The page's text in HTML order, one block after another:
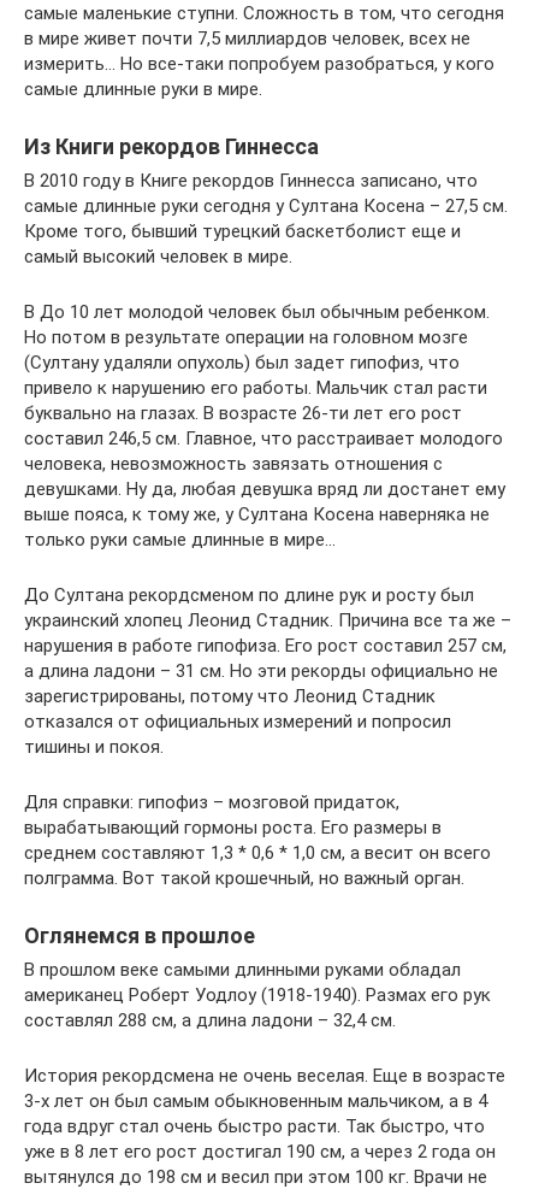
самые маленькие ступни. Сложность в том, что сегодня
в мире живет почти 7,5 миллиардов человек, всех не
измерить… Но все-таки попробуем разобраться, у кого
самые длинные руки в мире.
Из Книги рекордов Гиннесса
В 2010 году в Книге рекордов Гиннесса записано, что
самые длинные руки сегодня у Султана Косена – 27,5 см.
Кроме того, бывший турецкий баскетболист еще и
самый высокий человек в мире.
В До 10 лет молодой человек был обычным ребенком.
Но потом в результате операции на головном мозге
(Султану удаляли опухоль) был задет гипофиз, что
привело к нарушению его работы. Мальчик стал расти
буквально на глазах. В возрасте 26-ти лет его рост
составил 246,5 см. Главное, что расстраивает молодого
человека, невозможность завязать отношения с
девушками. Ну да, любая девушка вряд ли достанет ему
выше пояса, к тому же, у Султана Косена наверняка не
только руки самые длинные в мире…
До Султана рекордсменом по длине рук и росту был
украинский хлопец Леонид Стадник. Причина все та же –
нарушения в работе гипофиза. Его рост составил 257 см,
а длина ладони – 31 см. Но эти рекорды официально не
зарегистрированы, потому что Леонид Стадник
отказался от официальных измерений и попросил
тишины и покоя.
Для справки: гипофиз – мозговой придаток,
вырабатывающий гормоны роста. Его размеры в
среднем составляют 1,3 * 0,6 * 1,0 см, а весит он всего
полграмма. Вот такой крошечный, но важный орган.
Оглянемся в прошлое
В прошлом веке самыми длинными руками обладал
американец Роберт Уодлоу (1918-1940). Размах его рук
составлял 288 см, а длина ладони – 32,4 см.
История рекордсмена не очень веселая. Еще в возрасте
3-х лет он был самым обыкновенным мальчиком, а в 4
года вдруг стал очень быстро расти. Так быстро, что
уже в 8 лет его рост достигал 190 см, а через 2 года он
вытянулся до 198 см и весил при этом 100 кг. Врачи не